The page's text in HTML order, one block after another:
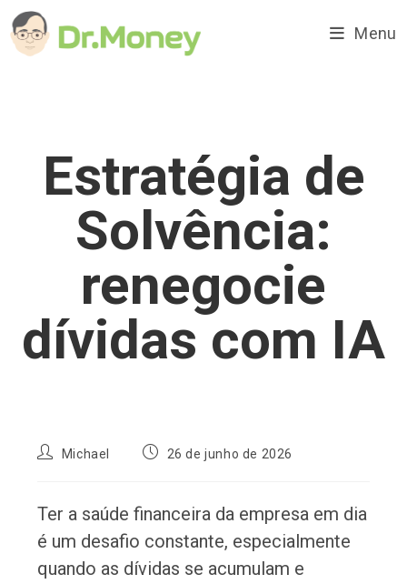
para
Menu
Estratégia de
Solvência:
renegocie
dívidas com IA
AutorMichael
Post26 de junho de 2026
Ter a saúde financeira da empresa em dia
é um desafio constante, especialmente
quando as dívidas se acumulam e